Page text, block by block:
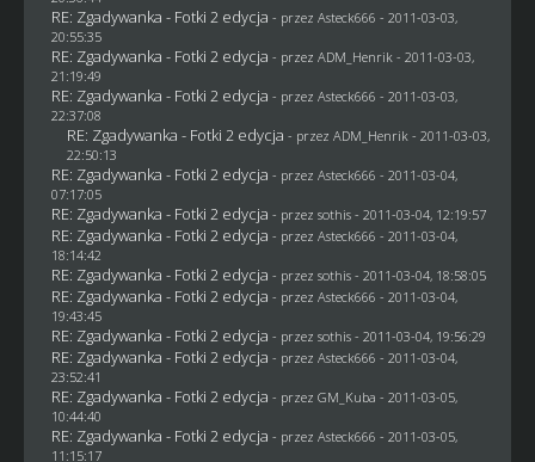
RE: Zgadywanka - Fotki 2 edycja - przez Asteck666 - 2011-03-03,
20:55:35
RE: Zgadywanka - Fotki 2 edycja - przez ADM_Henrik - 2011-03-03,
21:19:49
RE: Zgadywanka - Fotki 2 edycja - przez Asteck666 - 2011-03-03,
22:37:08
RE: Zgadywanka - Fotki 2 edycja - przez ADM_Henrik - 2011-03-03,
22:50:13
RE: Zgadywanka - Fotki 2 edycja - przez Asteck666 - 2011-03-04,
07:17:05
RE: Zgadywanka - Fotki 2 edycja - przez sothis- 2011-03-04, 12:19:57
RE: Zgadywanka - Fotki 2 edycja - przez Asteck666 - 2011-03-04,
18:14:42
RE: Zgadywanka - Fotki 2 edycja - przez sothis- 2011-03-04, 18:58:05
RE: Zgadywanka - Fotki 2 edycja - przez Asteck666 - 2011-03-04,
19:43:45
RE: Zgadywanka - Fotki 2 edycja - przez sothis- 2011-03-04, 19:56:29
RE: Zgadywanka - Fotki 2 edycja - przez Asteck666 - 2011-03-04,
23:52:41
RE: Zgadywanka - Fotki 2 edycja - przez GM_Kuba - 2011-03-05,
10:44:40
RE: Zgadywanka - Fotki 2 edycja - przez Asteck666 - 2011-03-05,
11:15:17